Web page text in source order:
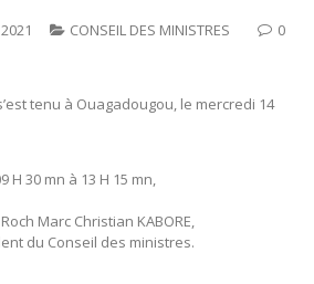
CONSEIL DES MINISTRES 0
tenu à Ouagadougou, le mercredi 14
30 mn à 13 H 15 mn,
Marc Christian KABORE,
du Conseil des ministres.